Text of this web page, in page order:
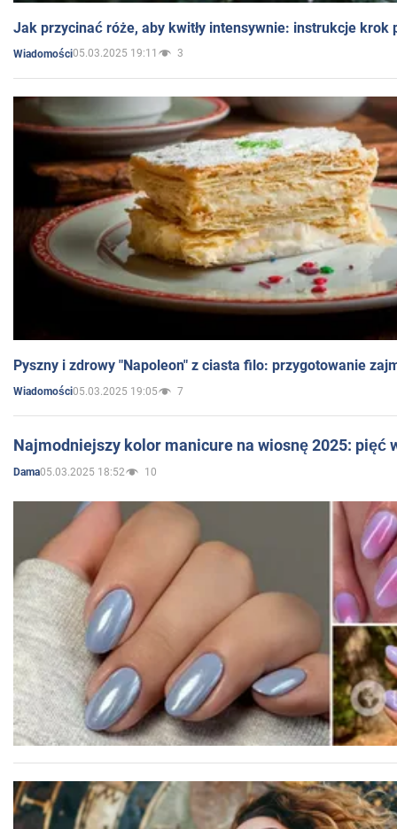
Jak przycinać róże, aby kwitły intensywnie: instrukcje krok
Wiadomości05.03.2025 19:11 3
Pyszny i zdrowy "Napoleon" z ciasta filo: przygotowanie
Wiadomości05.03.2025 19:05 7
Najmodniejszy kolor manicure na wiosnę 2025: pięć
Dama05.03.2025 18:52 10